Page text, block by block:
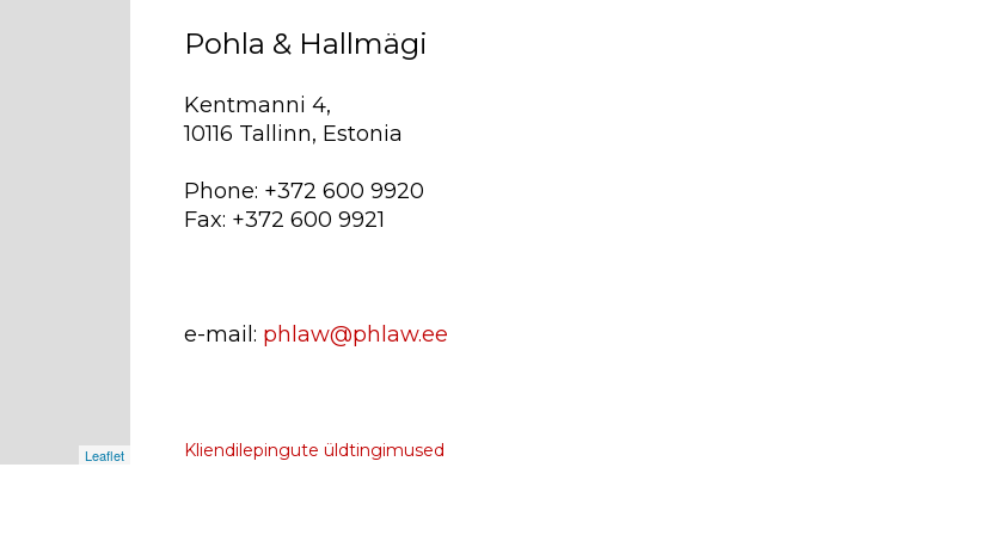
Leaflet
Pohla & Hallmägi
Kentmanni 4,
10116 Tallinn, Estonia
Phone: +372 600 9920
Fax: +372 600 9921
e-mail: phlaw@phlaw.ee
Kliendilepingute üldtingimused